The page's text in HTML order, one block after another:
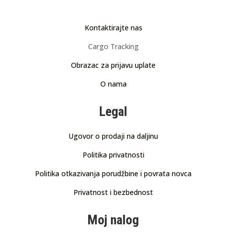
Kontaktirajte nas
Cargo Tracking
Obrazac za prijavu uplate
O nama
Legal
Ugovor o prodaji na daljinu
Politika privatnosti
Politika otkazivanja porudžbine i povrata novca
Privatnost i bezbednost
Moj nalog